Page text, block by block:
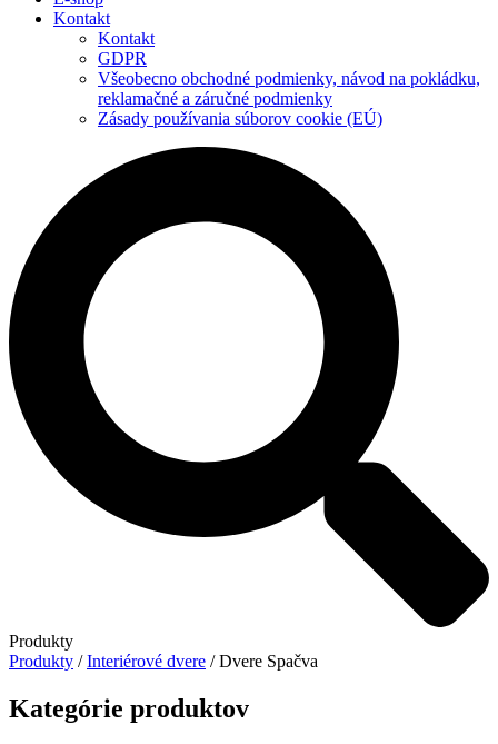
Kontakt
Kontakt
GDPR
Všeobecno obchodné podmienky, návod na pokládku,
reklamačné a záručné podmienky
Zásady používania súborov cookie (EÚ)
Produkty
Produkty /Interiérové dvere / Dvere Spačva
Kategórie produktov